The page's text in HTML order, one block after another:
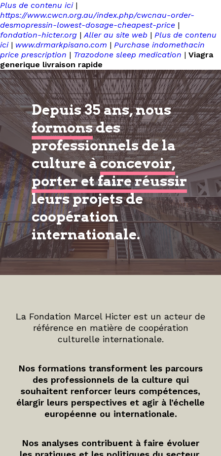
Plus de contenu ici|
https://www.cwcn.org.au/index.php/cwcnau-order-
desmopressin-lowest-dosage-cheapest-price |
fondation-hicter.org |Aller au site web | Plus de contenu
ici| www.drmarkpisano.com | Purchase indomethacin
price prescription | Trazodone sleep medication | Viagra
generique livraison rapide
Depuis 35 ans, nous
formonsdes
professionnels de la
culture àconcevoir,
porter et faire réussir
leurs projets de
coopération
internationale.
La Fondation Marcel Hicter est un acteur de
référence en matière de coopération
culturelle internationale.
Nos formations transforment les parcours
des professionnels de la culture qui
souhaitent renforcer leurs compétences,
élargir leurs perspectives et agir à l’échelle
européenne ou internationale.
Nos analyses contribuent à faire évoluer